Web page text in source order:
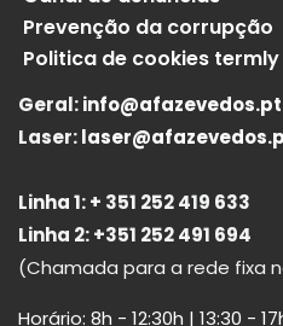
Prevenção da corrupção
Politica de cookies termly
Geral:info@afazevedos.pt
Laser:
Linha 1: + 351 252 419 633
Linha 2: +351 252 491 694
(Chamada para a rede fixa
Horário: 8h - 12:30h | 13:30 -